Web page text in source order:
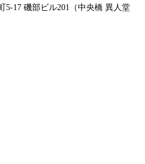
17 磯部ビル201（中央橋 異人堂